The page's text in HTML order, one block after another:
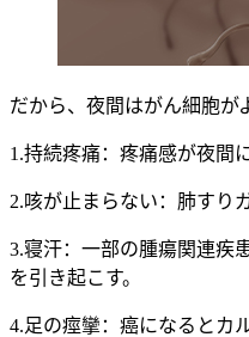
だから、夜間はがん細胞が
1.持続疼痛：疼痛感が夜間
2.咳が止まらない：肺すり
3.寝汗：一部の腫瘍関連疾
を引き起こす。
4.足の痙攣：癌になるとカ